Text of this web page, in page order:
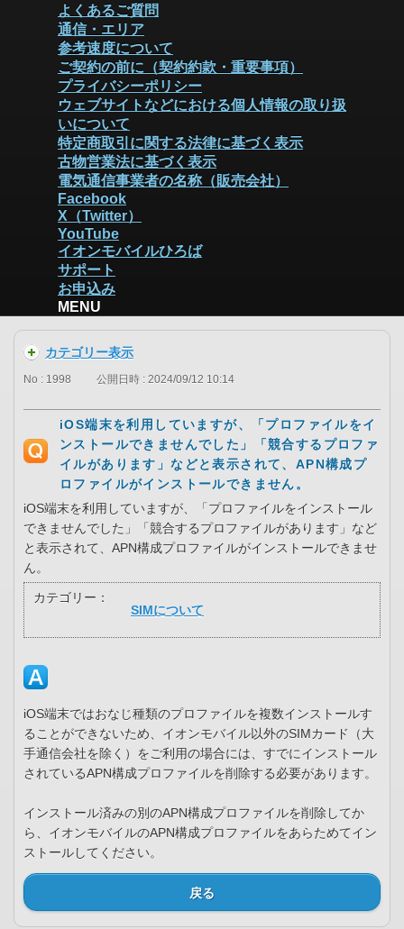
よくあるご質問
通信・エリア
参考速度について
ご契約の前に（契約約款・重要事項）
プライバシーポリシー
ウェブサイトなどにおける個人情報の取り扱
いについて
特定商取引に関する法律に基づく表示
古物営業法に基づく表示
電気通信事業者の名称（販売会社）
Facebook
X（Twitter）
YouTube
イオンモバイルひろば
サポート
お申込み
MENU
カテゴリー表示
No : 1998 公開日時 : 2024/09/12 10:14
iOS端末を利用していますが、「プロファイルをイ
ンストールできませんでした」「競合するプロファ
イルがあります」などと表示されて、APN構成プ
ロファイルがインストールできません。
iOS端末を利用していますが、「プロファイルをインストール
できませんでした」「競合するプロファイルがあります」など
と表示されて、APN構成プロファイルがインストールできませ
ん。
カテゴリー：
SIMについて
iOS端末ではおなじ種類のプロファイルを複数インストールす
ることができないため、イオンモバイル以外のSIMカード（大
手通信会社を除く）をご利用の場合には、すでにインストール
されているAPN構成プロファイルを削除する必要があります。
インストール済みの別のAPN構成プロファイルを削除してか
ら、イオンモバイルのAPN構成プロファイルをあらためてイン
ストールしてください。
戻る